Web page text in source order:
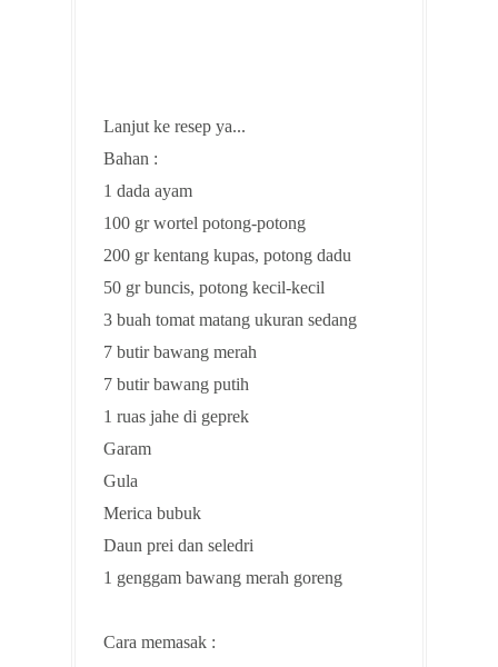
Lanjut ke resep ya...
Bahan :
1 dada ayam
100 gr wortel potong-potong
200 gr kentang kupas, potong dadu
50 gr buncis, potong kecil-kecil
3 buah tomat matang ukuran sedang
7 butir bawang merah
7 butir bawang putih
1 ruas jahe di geprek
Garam
Gula
Merica bubuk
Daun prei dan seledri
1 genggam bawang merah goreng
Cara memasak :